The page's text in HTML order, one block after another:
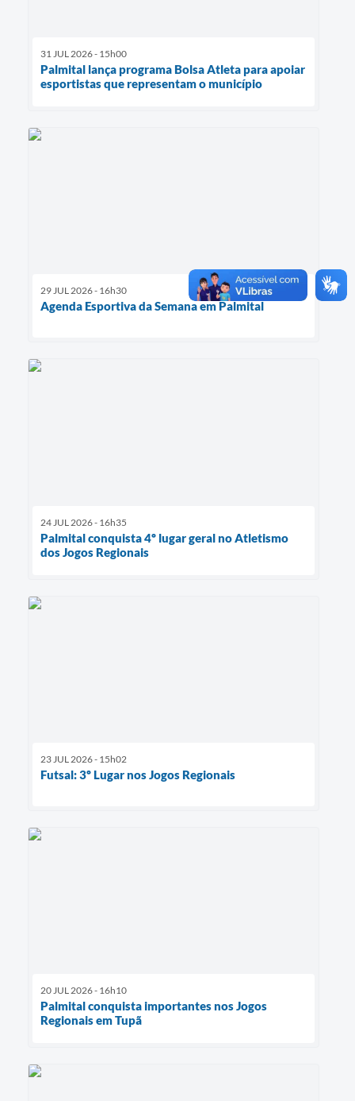
31 JUL 2026 - 15h00
Palmital lança programa Bolsa Atleta para apoiar
esportistas que representam o município
29 JUL 2026 - 16h30
Agenda Esportiva da Semana em Palmital
24 JUL 2026 - 16h35
Palmital conquista 4º lugar geral no Atletismo
dos Jogos Regionais
23 JUL 2026 - 15h02
Futsal: 3º Lugar nos Jogos Regionais
20 JUL 2026 - 16h10
Palmital conquista importantes nos Jogos
Regionais em Tupã